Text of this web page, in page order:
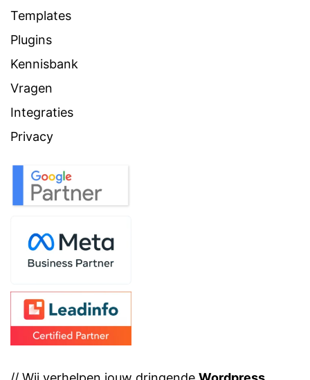
Templates
Plugins
Kennisbank
Vragen
Integraties
Privacy